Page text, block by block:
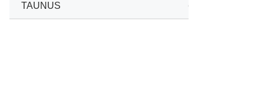
TAUNUS 01/1989